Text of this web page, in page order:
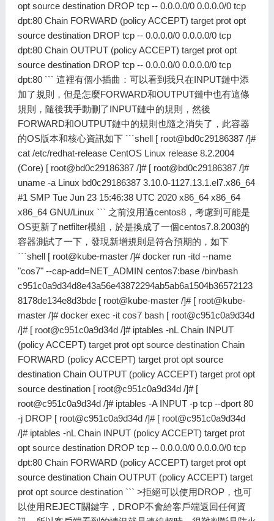
opt source destination DROP tcp -- 0.0.0.0/0 0.0.0.0/0 tcp
dpt:80 Chain FORWARD (policy ACCEPT) target prot opt
source destination DROP tcp -- 0.0.0.0/0 0.0.0.0/0 tcp
dpt:80 Chain OUTPUT (policy ACCEPT) target prot opt
source destination DROP tcp -- 0.0.0.0/0 0.0.0.0/0 tcp
dpt:80 ``` 這裡有個小插曲：可以看到我只在INPUT鏈中添
加了規則，但是怎麼FORWARD和OUTPUT鏈中也有這條
規則，隨後我手動刪了INPUT鏈中的規則，然後
FORWARD和OUTPUT鏈中的規則也隨之消失了，此容器
的OS版本和核心資訊如下 ```shell [ root@bd0c29186387/]#
cat /etc/redhat-release CentOS Linux release 8.2.2004
(Core) [ root@bd0c29186387/]# [ root@bd0c29186387/]#
uname -a Linux bd0c29186387 3.10.0-1127.13.1.el7.x86_64
#1 SMP Tue Jun 23 15:46:38 UTC 2020 x86_64 x86_64
x86_64 GNU/Linux ``` 之前沒用過centos8，考慮到可能是
OS更新了netfilter模組，於是換成了一個centos7.8.2003的
容器測試了一下，發現新增規則是符合預期的，如下
```shell [ root@kube-master/]# docker run -itd --name
"cos7" --cap-add=NET_ADMIN centos7:base /bin/bash
c951c0a9d34d8e43a56e43872294ab5ab6a1504b36572123
8178de134e8d3bde [ root@kube-master/]# [ root@kube-
master/]# docker exec -it cos7 bash [ root@c951c0a9d34d
/]# [ root@c951c0a9d34d/]# iptables -nL Chain INPUT
(policy ACCEPT) target prot opt source destination Chain
FORWARD (policy ACCEPT) target prot opt source
destination Chain OUTPUT (policy ACCEPT) target prot opt
source destination [ root@c951c0a9d34d/]# [
root@c951c0a9d34d/]# iptables -A INPUT -p tcp --dport 80
-j DROP [ root@c951c0a9d34d/]# [ root@c951c0a9d34d
/]# iptables -nL Chain INPUT (policy ACCEPT) target prot
opt source destination DROP tcp -- 0.0.0.0/0 0.0.0.0/0 tcp
dpt:80 Chain FORWARD (policy ACCEPT) target prot opt
source destination Chain OUTPUT (policy ACCEPT) target
prot opt source destination ``` >拒絕可以使用DROP，也可
以使用REJECT關鍵字，DROP不會給客戶端返回任何資